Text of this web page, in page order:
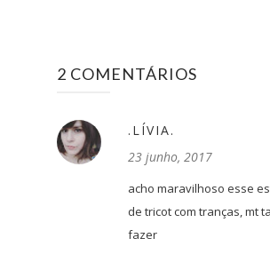
2 COMENTÁRIOS
.LÍVIA.
23 junho, 2017
acho maravilhoso esse
de tricot com tranças, mt
fazer